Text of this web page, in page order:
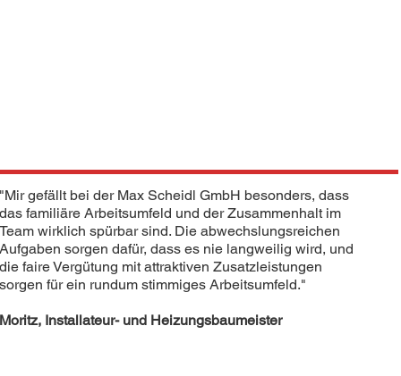
"Mir gefällt bei der Max Scheidl GmbH besonders, dass
das familiäre Arbeitsumfeld und der Zusammenhalt im
Team wirklich spürbar sind. Die abwechslungsreichen
Aufgaben sorgen dafür, dass es nie langweilig wird, und
die faire Vergütung mit attraktiven Zusatzleistungen
sorgen für ein rundum stimmiges Arbeitsumfeld."
Moritz, Installateur- und Heizungsbaumeister